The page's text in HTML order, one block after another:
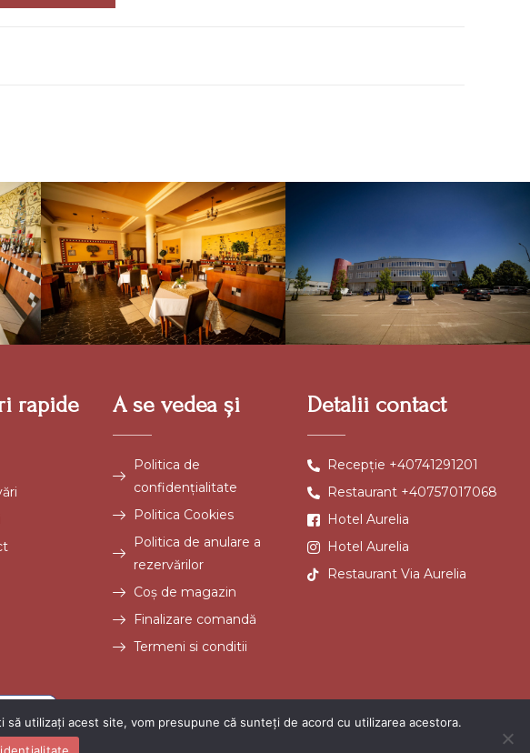
rapide A se vedea și
Politica de
confidențialitate
Politica Cookies
Politica de anulare a
rezervărilor
Coș de magazin
Finalizare comandă
Termeni si conditii
Detalii contact
Recepție +40741291201
Restaurant +40757017068
Hotel Aurelia
Hotel Aurelia
Restaurant Via Aurelia
utilizați acest site, vom presupune că sunteți de acord cu utilizarea acestora.